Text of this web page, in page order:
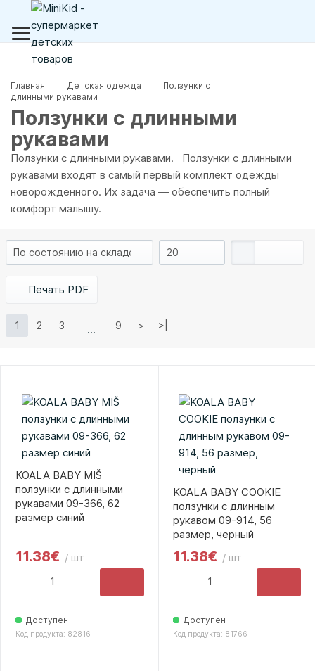
Главная Детская одежда
Ползунки с
длинными рукавами
Ползунки с длинными
рукавами
Ползунки с длинными рукавами. Ползунки с длинными
рукавами входят в самый первый комплект одежды
новорожденного. Их задача — обеспечить полный
комфорт малышу.
Печать PDF
1 2 3 9 > >|
KOALA BABY MIŠ
ползунки с длинными
рукавами 09-366, 62
размер синий
11.38€ / шт
Доступен
Код продукта: 82816
KOALA BABY COOKIE
ползунки с длинным
рукавом 09-914, 56
размер, черный
11.38€ / шт
Доступен
Код продукта: 81766